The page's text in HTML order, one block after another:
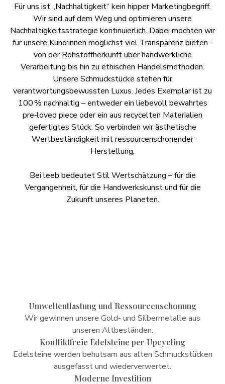
Für uns ist „Nachhaltigkeit“ kein hipper Marketingbegriff.
Wir sind auf dem Weg und optimieren unsere
Nachhaltigkeitsstrategie kontinuierlich. Dabei möchten wir
für unsere Kund:innen möglichst viel Transparenz bieten -
von der Rohstoffherkunft über handwerkliche
Verarbeitung bis hin zu ethischen Handelsmethoden.
Unsere Schmuckstücke stehen für
verantwortungsbewussten Luxus. Jedes Exemplar ist zu
100 % nachhaltig – entweder ein liebevoll bewahrtes
pre‑loved piece oder ein aus recycelten Materialien
gefertigtes Stück. So verbinden wir ästhetische
Wertbeständigkeit mit ressourcenschonender
Herstellung.
Bei leeb bedeutet Stil Wertschätzung – für die
Vergangenheit, für die Handwerkskunst und für die
Zukunft unseres Planeten.
Umweltentlastung und Ressourcenschonung
Wir gewinnen unsere Gold- und Silbermetalle aus
unseren Altbeständen.
Konfliktfreie Edelsteine per Upcycling
Edelsteine werden behutsam aus alten Schmuckstücken
ausgefasst und wiederverwertet.
Moderne Investition